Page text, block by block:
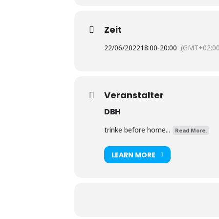
Zeit
22/06/202218:00-20:00
Veranstalter
DBH
trinke before home... Read More.
LEARN MORE